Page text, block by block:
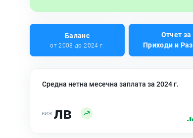
Баланс
от 2008 до 2024 г.
Отчет за
Приходи и
Средна нетна месечна заплата за 2024 г.
лв